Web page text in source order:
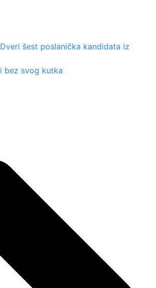
šest poslanička kandidata iz
bez svog kutka